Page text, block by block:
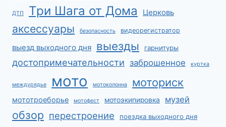
ДТП Три Шага от Дома Церковь
аксессуары безопасность видеорегистратор
выезд выходного дня выезды гарнитуры
достопримечательности заброшенное куртка
междурядье мото мотоколонна моториск
мототроеборье мотофест мотоэкипировка музей
обзор перестроение поездка выходного дня